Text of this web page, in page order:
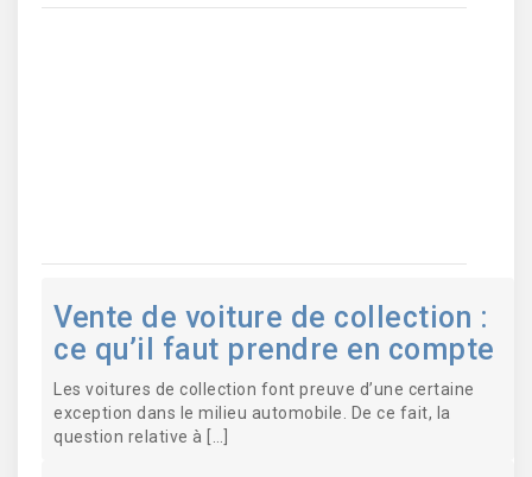
Vente de voiture de collection :
ce qu’il faut prendre en compte
Les voitures de collection font preuve d’une certaine
exception dans le milieu automobile. De ce fait, la
question relative à […]